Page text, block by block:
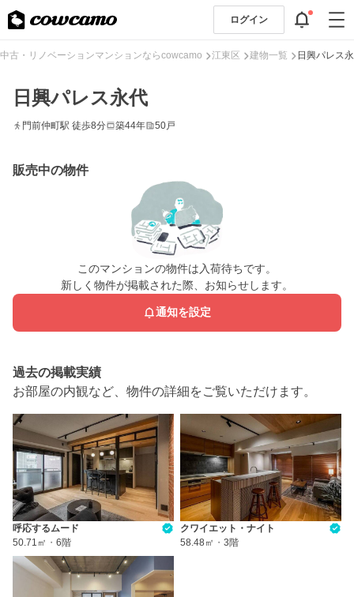
ログイン
中古・リノベーションマンションならcowcamo 江東区 建物一覧 日興パレス
日興パレス永代
門前仲町駅 徒歩8分 築44年 50戸
販売中の物件
このマンションの物件は入荷待ちです。
新しく物件が掲載された際、お知らせします。
通知を設定
過去の掲載実績
お部屋の内観など、物件の詳細をご覧いただけます。
呼応するムード
50.71㎡ ・ 6階
クワイエット・ナイト
58.48㎡ ・ 3階